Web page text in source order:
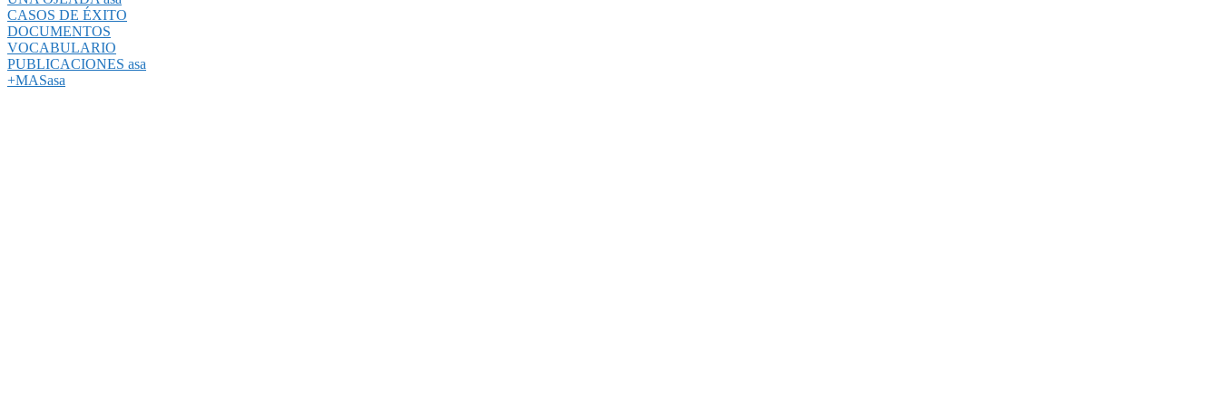
CASOS DE ÉXITO
DOCUMENTOS
VOCABULARIO
PUBLICACIONES asa
+MASasa